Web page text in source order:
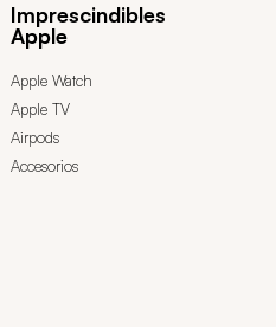
Imprescindibles
Apple
Apple Watch
Apple TV
Airpods
Accesorios